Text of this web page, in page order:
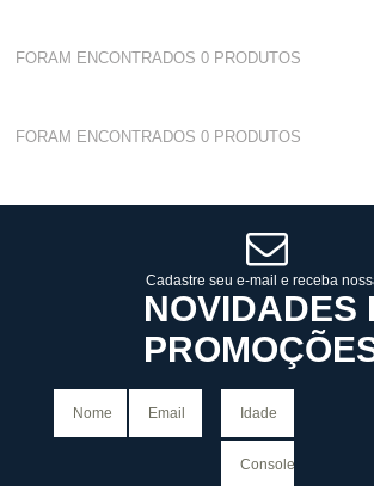
FORAM ENCONTRADOS0 PRODUTOS
FORAM ENCONTRADOS0 PRODUTOS
Cadastre seu e-mail e receba
NOVIDADES